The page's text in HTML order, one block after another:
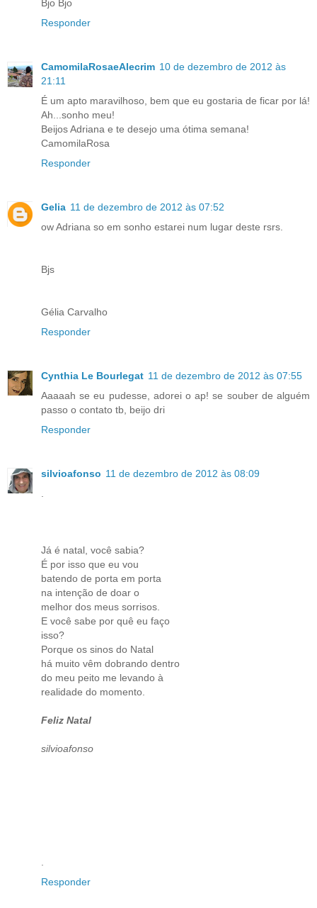
Bjo Bjo
Responder
CamomilaRosaeAlecrim 10 de dezembro de 2012 às
21:11
É um apto maravilhoso, bem que eu gostaria de ficar por lá!
Ah...sonho meu!
Beijos Adriana e te desejo uma ótima semana!
CamomilaRosa
Responder
Gelia 11 de dezembro de 2012 às 07:52
ow Adriana so em sonho estarei num lugar deste rsrs.
Bjs
Gélia Carvalho
Responder
Cynthia Le Bourlegat 11 de dezembro de 2012 às 07:55
Aaaaah se eu pudesse, adorei o ap! se souber de alguém
passo o contato tb, beijo dri
Responder
silvioafonso 11 de dezembro de 2012 às 08:09
Já é natal, você sabia?
É por isso que eu vou
batendo de porta em porta
na intenção de doar o
melhor dos meus sorrisos.
E você sabe por quê eu faço
isso?
Porque os sinos do Natal
há muito vêm dobrando dentro
do meu peito me levando à
realidade do momento.
Feliz Natal
silvioafonso
Responder